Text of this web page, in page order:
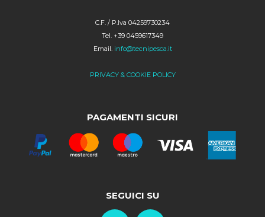
C.F. / P.Iva 04259730234
Tel. +39 0459617349
Email. info@tecnipesca.it
PRIVACY & COOKIE POLICY
PAGAMENTI SICURI
SEGUICI SU